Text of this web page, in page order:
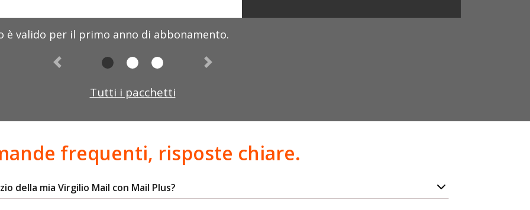
valido per il primo anno di abbonamento.
Precedente
Tutti i pacchetti
frequenti, risposte chiare.
della mia Virgilio Mail con Mail Plus?​